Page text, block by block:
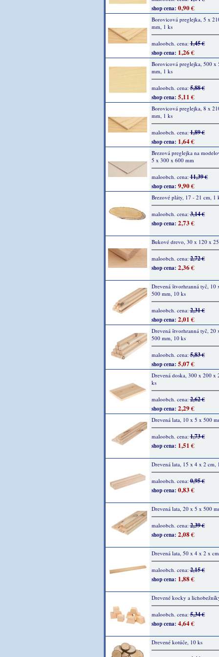
shop cena: 0,90 €
Borovicová preglejka, 5 x
mm, 1 ks
maloobch. cena:1,45 €
shop cena: 1,26 €
Borovicová preglejka, 500 x
mm, 1 ks
maloobch. cena:5,88 €
shop cena: 5,11 €
Borovicová preglejka, 8 x
mm, 1 ks
maloobch. cena:1,89 €
shop cena: 1,64 €
Brezová preglejka na
5 x 300 x 600 mm
maloobch. cena:11,39 €
shop cena: 9,90 €
Brezové pláty, 17 - 21 cm, 1
maloobch. cena:3,14 €
shop cena: 2,73 €
Bukové drevo, 30 x 120 x
maloobch. cena:2,72 €
shop cena: 2,36 €
Drevená štvorhranná tyč, 10
500 mm, 10 ks
maloobch. cena:2,31 €
shop cena: 2,01 €
Drevená štvorhranná tyč, 20
500 mm, 10 ks
maloobch. cena:5,83 €
shop cena: 5,07 €
Drevená doska, 300 x 200 x
ks
maloobch. cena:2,62 €
shop cena: 2,29 €
Drevená lata, 10 x 5 x 500
maloobch. cena:1,73 €
shop cena: 1,51 €
Drevená lata, 15 x 4 x 2 cm,
maloobch. cena:0,95 €
shop cena: 0,83 €
Drevená lata, 20 x 5 x 500
maloobch. cena:2,39 €
shop cena: 2,08 €
Drevená lata, 50 x 4 x 2 x cm
maloobch. cena:2,15 €
shop cena: 1,88 €
Drevené kocky a
maloobch. cena:5,34 €
shop cena: 4,64 €
Drevené kotúče, 10 ks